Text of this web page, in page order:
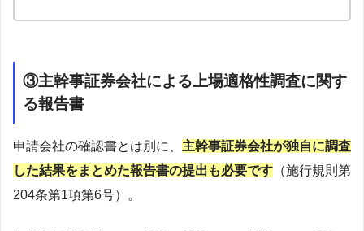
③主幹事証券会社による上場適格性調査に関す
る報告書
申請会社の確認書とは別に、 主幹事証券会社が独自に調査
した結果をまとめた報告書の提出も必要です （施行規則第
204条第1項第6号）。